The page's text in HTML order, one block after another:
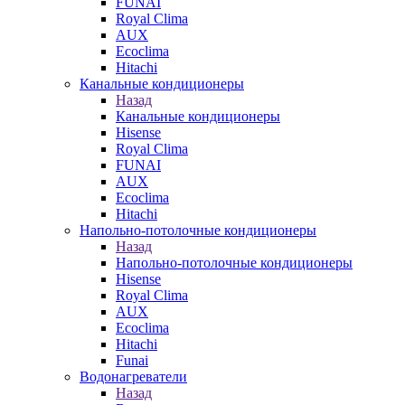
Royal Clima
AUX
Ecoclima
Hitachi
Канальные кондиционеры
Назад
Канальные кондиционеры
Hisense
Royal Clima
FUNAI
AUX
Ecoclima
Hitachi
Напольно-потолочные кондиционеры
Назад
Напольно-потолочные кондиционеры
Hisense
Royal Clima
AUX
Ecoclima
Hitachi
Funai
Водонагреватели
Назад